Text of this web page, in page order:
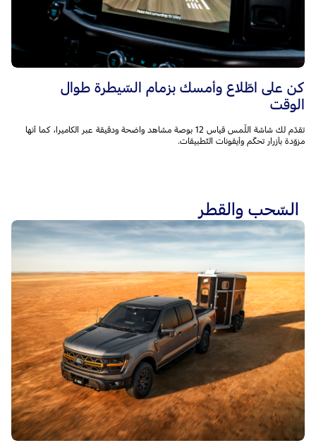
كن على اطّلاع وأمسك بزمام السّيطرة طوال
الوقت
تقدّم لك شاشة اللّمس قياس 12 بوصة مشاهد واضحة ودقيقة عبر الكاميرا، كما أنها
مزوّدة بأزرار تحكّم وأيقونات التّطبيقات.
السّحب والقطر